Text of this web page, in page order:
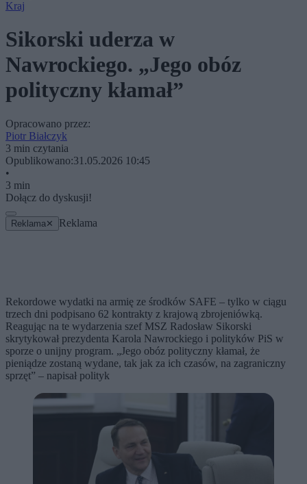
Kraj
Sikorski uderza w
Nawrockiego. „Jego obóz
polityczny kłamał”
Opracowano przez:
Piotr Białczyk
3 min czytania
Opublikowano:31.05.2026 10:45
•
3 min
Dołącz do dyskusji!
Reklama ✕ Reklama
Rekordowe wydatki na armię ze środków SAFE – tylko w ciągu
trzech dni podpisano 62 kontrakty z krajową zbrojeniówką.
Reagując na te wydarzenia szef MSZ Radosław Sikorski
skrytykował prezydenta Karola Nawrockiego i polityków PiS w
sporze o unijny program. „Jego obóz polityczny kłamał, że
pieniądze zostaną wydane, tak jak za ich czasów, na zagraniczny
sprzęt” – napisał polityk